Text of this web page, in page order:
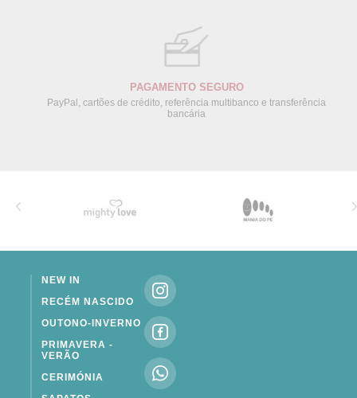
PAGAMENTO SEGURO
PayPal, cartões de crédito, referência multibanco e transferência
bancária
NEW IN
RECÉM NASCIDO
OUTONO-INVERNO
PRIMAVERA -
VERÃO
CERIMÓNIA